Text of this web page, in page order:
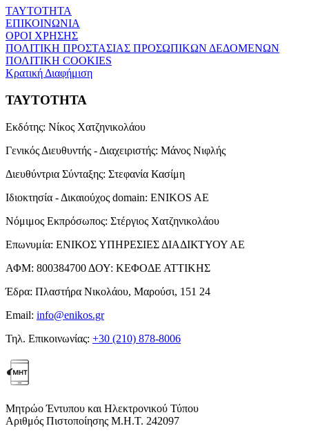
ΤΑΥΤΟΤΗΤΑ
ΕΠΙΚΟΙΝΩΝΙΑ
ΟΡΟΙ ΧΡΗΣΗΣ
ΠΟΛΙΤΙΚΗ ΠΡΟΣΤΑΣΙΑΣ ΠΡΟΣΩΠΙΚΩΝ ΔΕΔΟΜΕΝΩΝ
ΠΟΛΙΤΙΚΗ COOKIES
Κρατική Διαφήμιση
ΤΑΥΤΟΤΗΤΑ
Εκδότης: Νίκος Χατζηνικολάου
Γενικός Διευθυντής - Διαχειριστής: Μάνος Νιφλής
Διευθύντρια Σύνταξης: Στεφανία Κασίμη
Ιδιοκτησία - Δικαιούχος domain: ENIKOS AE
Νόμιμος Εκπρόσωπος: Στέργιος Χατζηνικολάου
Επωνυμία: ΕΝΙΚΟΣ ΥΠΗΡΕΣΙΕΣ ΔΙΑΔΙΚΤΥΟΥ ΑΕ
ΑΦΜ: 800384700 ΔΟΥ: ΚΕΦΟΔΕ ΑΤΤΙΚΗΣ
Έδρα: Πλαστήρα Νικολάου, Μαρούσι, 151 24
Email: info@enikos.gr
Τηλ. Επικοινωνίας: +30 (210) 878-8006
Μητρώο Έντυπου και Ηλεκτρονικού Τύπου
Αριθμός Πιστοποίησης Μ.Η.Τ. 242097